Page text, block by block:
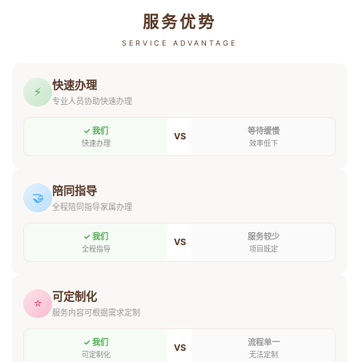
服务优势
SERVICE ADVANTAGE
⚡ 快速办理
专业人员协助快速办理
✓ 我们
快速办理
VS 等待缓慢
效率低下
🤝 陪同指导
全程陪同指导家属办理
✓ 我们
全程指导
VS 服务较少
项目既定
⭐ 可定制化
服务内容可根据需求定制
✓ 我们
可定制化
VS 流程单一
无法定制